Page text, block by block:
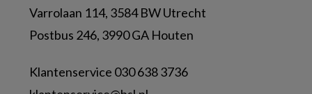
Varrolaan 114, 3584 BW Utrecht
Postbus 246, 3990 GA Houten
Klantenservice 030 638 3736